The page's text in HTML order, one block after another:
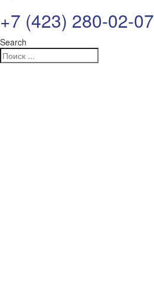
+7 (423) 280-02-07
Search